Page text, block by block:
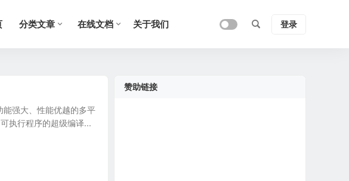
分类文章 在线文档 关于我们 登录
强大、性能优越的多平
执行程序的超级编译...
赞助链接